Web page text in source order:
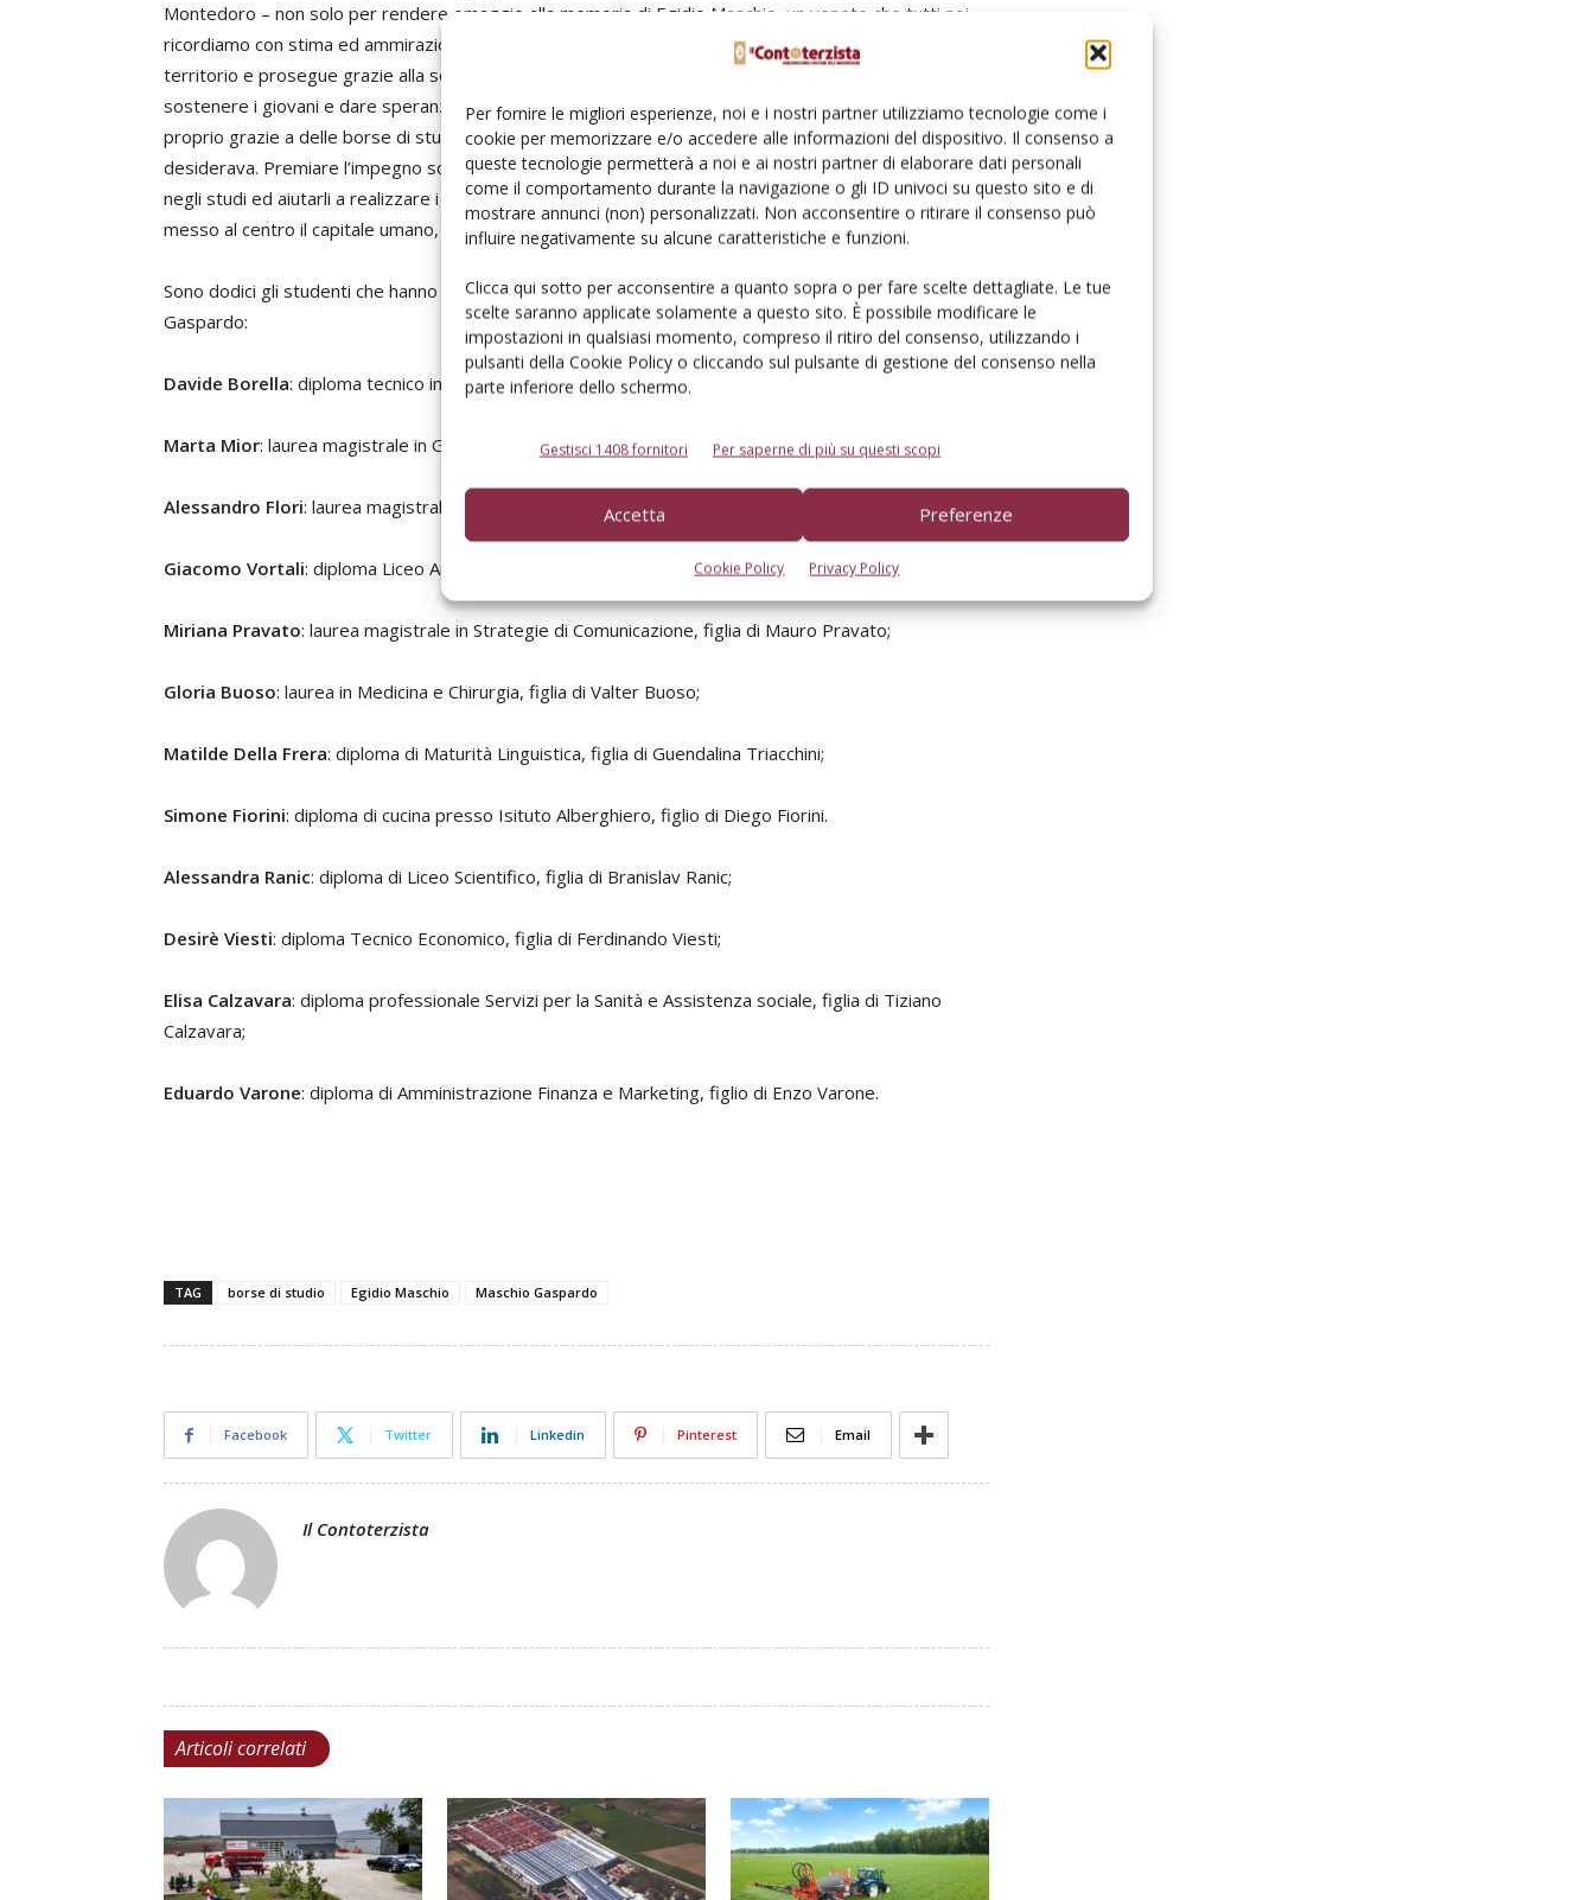
Per fornire le migliori esperienze, noi e i nostri partner utilizziamo tecnologie come i
cookie per memorizzare e/o accedere alle informazioni del dispositivo. Il consenso a
queste tecnologie permetterà a noi e ai nostri partner di elaborare dati personali
come il comportamento durante la navigazione o gli ID univoci su questo sito e di
mostrare annunci (non) personalizzati. Non acconsentire o ritirare il consenso può
influire negativamente su alcune caratteristiche e funzioni.
Clicca qui sotto per acconsentire a quanto sopra o per fare scelte dettagliate. Le tue
scelte saranno applicate solamente a questo sito. È possibile modificare le
impostazioni in qualsiasi momento, compreso il ritiro del consenso, utilizzando i
pulsanti della Cookie Policy o cliccando sul pulsante di gestione del consenso nella
parte inferiore dello schermo.
Gestisci 1408 fornitori Per saperne di più su questi scopi
Accetta Preferenze
Cookie Policy Privacy Policy
Montedoro – non solo per rendere omaggio alla memoria di Egidio Maschio, un veneto che tutti noi
ricordiamo con stima ed ammirazione per aver realizzato un sogno che ha portato grande valore al
territorio e prosegue grazie alla sensibilità e al lavoro dei suoi figli, ma anche perché è fondamentale
sostenere i giovani e dare speranza alle nuove generazioni. Lo dico da figlia di un poliziotto che
proprio grazie a delle borse di studio ha potuto diplomarsi, laurearsi e scegliere il futuro che
desiderava. Premiare l’impegno scolastico di questi ragazzi è il modo migliore per farli proseguire
negli studi ed aiutarli a realizzare i loro sogni come il fondatore di questa azienda che da sempre ha
messo al centro il capitale umano, i dipendenti e le loro famiglie».
Sono dodici gli studenti che hanno ottenuto la borsa di studio e che sono stati premiati da Maschio
Gaspardo:
Davide Borella: diploma tecnico in Trasporti e Logistica, figlio di Rizzieri Borella;
Marta Mior: laurea magistrale in Giurisprudenza, figlia di Doris Pittana;
Alessandro Flori: laurea magistrale in Computer Science, figlio di Luca Flori;
Giacomo Vortali: diploma Liceo Artistico, figlio di Maurice Vortali;
Miriana Pravato: laurea magistrale in Strategie di Comunicazione, figlia di Mauro Pravato;
Gloria Buoso: laurea in Medicina e Chirurgia, figlia di Valter Buoso;
Matilde Della Frera: diploma di Maturità Linguistica, figlia di Guendalina Triacchini;
Simone Fiorini: diploma di cucina presso Isituto Alberghiero, figlio di Diego Fiorini.
Alessandra Ranic: diploma di Liceo Scientifico, figlia di Branislav Ranic;
Desirè Viesti: diploma Tecnico Economico, figlia di Ferdinando Viesti;
Elisa Calzavara: diploma professionale Servizi per la Sanità e Assistenza sociale, figlia di Tiziano
Calzavara;
Eduardo Varone: diploma di Amministrazione Finanza e Marketing, figlio di Enzo Varone.
TAG borse di studio Egidio Maschio Maschio Gaspardo
Facebook Twitter Linkedin Pinterest Email
Il Contoterzista
Articoli correlati